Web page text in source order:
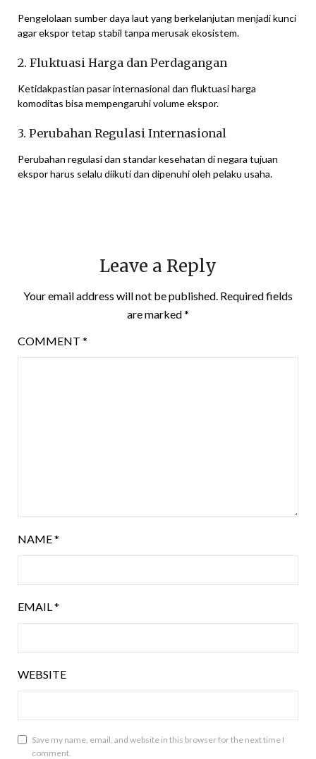
Pengelolaan sumber daya laut yang berkelanjutan menjadi kunci
agar ekspor tetap stabil tanpa merusak ekosistem.
2. Fluktuasi Harga dan Perdagangan
Ketidakpastian pasar internasional dan fluktuasi harga
komoditas bisa mempengaruhi volume ekspor.
3. Perubahan Regulasi Internasional
Perubahan regulasi dan standar kesehatan di negara tujuan
ekspor harus selalu diikuti dan dipenuhi oleh pelaku usaha.
Leave a Reply
Your email address will not be published. Required fields
are marked*
COMMENT *
NAME*
EMAIL*
WEBSITE
Save my name, email, and website in this browser for the next time I
comment.